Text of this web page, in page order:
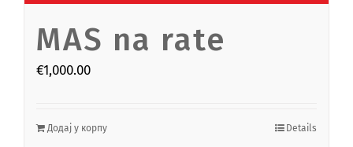
MAS na rate
€1,000.00
Додај у корпу Details